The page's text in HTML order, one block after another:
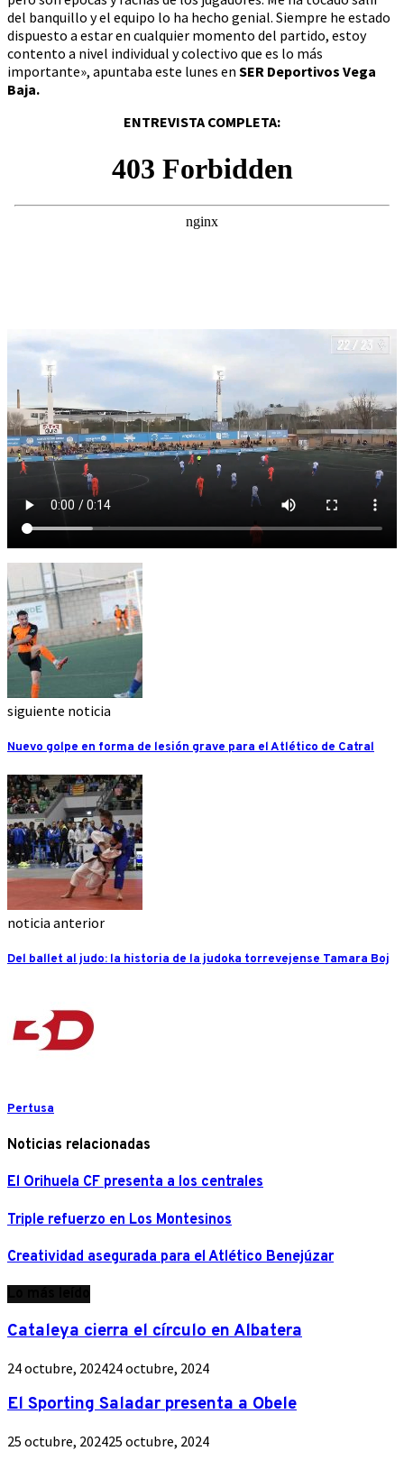
del banquillo y el equipo lo ha hecho genial. Siempre he estado
dispuesto a estar en cualquier momento del partido, estoy
contento a nivel individual y colectivo que es lo más
importante», apuntaba este lunes en SER Deportivos Vega
Baja.
ENTREVISTA COMPLETA:
siguiente noticia
Nuevo golpe en forma de lesión grave para el Atlético de Catral
noticia anterior
Del ballet al judo: la historia de la judoka torrevejense Tamara Boj
Pertusa
Noticias relacionadas
El Orihuela CF presenta a los centrales
Triple refuerzo en Los Montesinos
Creatividad asegurada para el Atlético Benejúzar
Cataleya cierra el círculo en Albatera
24 octubre, 202424 octubre, 2024
El Sporting Saladar presenta a Obele
25 octubre, 202425 octubre, 2024